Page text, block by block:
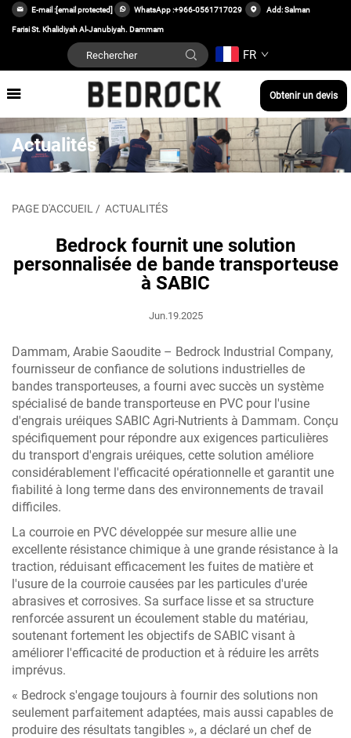
E-mail :[email protected] WhatsApp :+966-0561717029 Add: Salman
Farisi St. Khalidiyah Al-Janubiyah. Dammam
FR
Obtenir un devis
Actualités
PAGE D'ACCUEIL / ACTUALITÉS
Bedrock fournit une solution
personnalisée de bande transporteuse
à SABIC
Jun.19.2025
Dammam, Arabie Saoudite – Bedrock Industrial Company,
fournisseur de confiance de solutions industrielles de
bandes transporteuses, a fourni avec succès un système
spécialisé de bande transporteuse en PVC pour l'usine
d'engrais uréiques SABIC Agri-Nutrients à Dammam. Conçu
spécifiquement pour répondre aux exigences particulières
du transport d'engrais uréiques, cette solution améliore
considérablement l'efficacité opérationnelle et garantit une
fiabilité à long terme dans des environnements de travail
difficiles.
La courroie en PVC développée sur mesure allie une
excellente résistance chimique à une grande résistance à la
traction, réduisant efficacement les fuites de matière et
l'usure de la courroie causées par les particules d'urée
abrasives et corrosives. Sa surface lisse et sa structure
renforcée assurent un écoulement stable du matériau,
soutenant fortement les objectifs de SABIC visant à
améliorer l'efficacité de production et à réduire les arrêts
imprévus.
« Bedrock s'engage toujours à fournir des solutions non
seulement parfaitement adaptées, mais aussi capables de
produire des résultats tangibles », a déclaré un chef de